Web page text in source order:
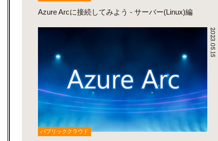
Azure Arcに接続してみよう - サーバー(Linux)編
2023.05.15
パブリッククラウド